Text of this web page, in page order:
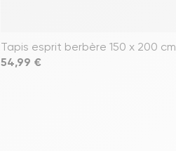
Tapis esprit berbère 150 x 200 cm
Prix
54,99 €